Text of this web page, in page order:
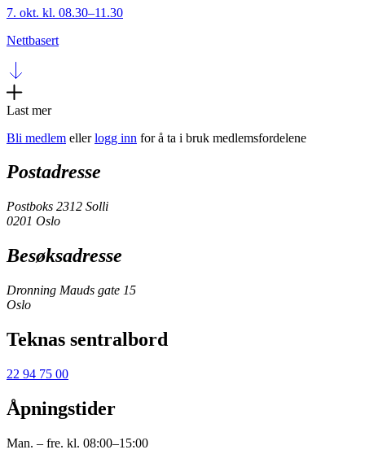
7. okt. kl. 08.30–11.30
Nettbasert
Last mer
Bli medlem ellerlogg inn for å ta i bruk medlemsfordelene
Postadresse
Postboks 2312 Solli
0201 Oslo
Besøksadresse
Dronning Mauds gate 15
Oslo
Teknas sentralbord
22 94 75 00
Åpningstider
Man. – fre. kl. 08:00–15:00